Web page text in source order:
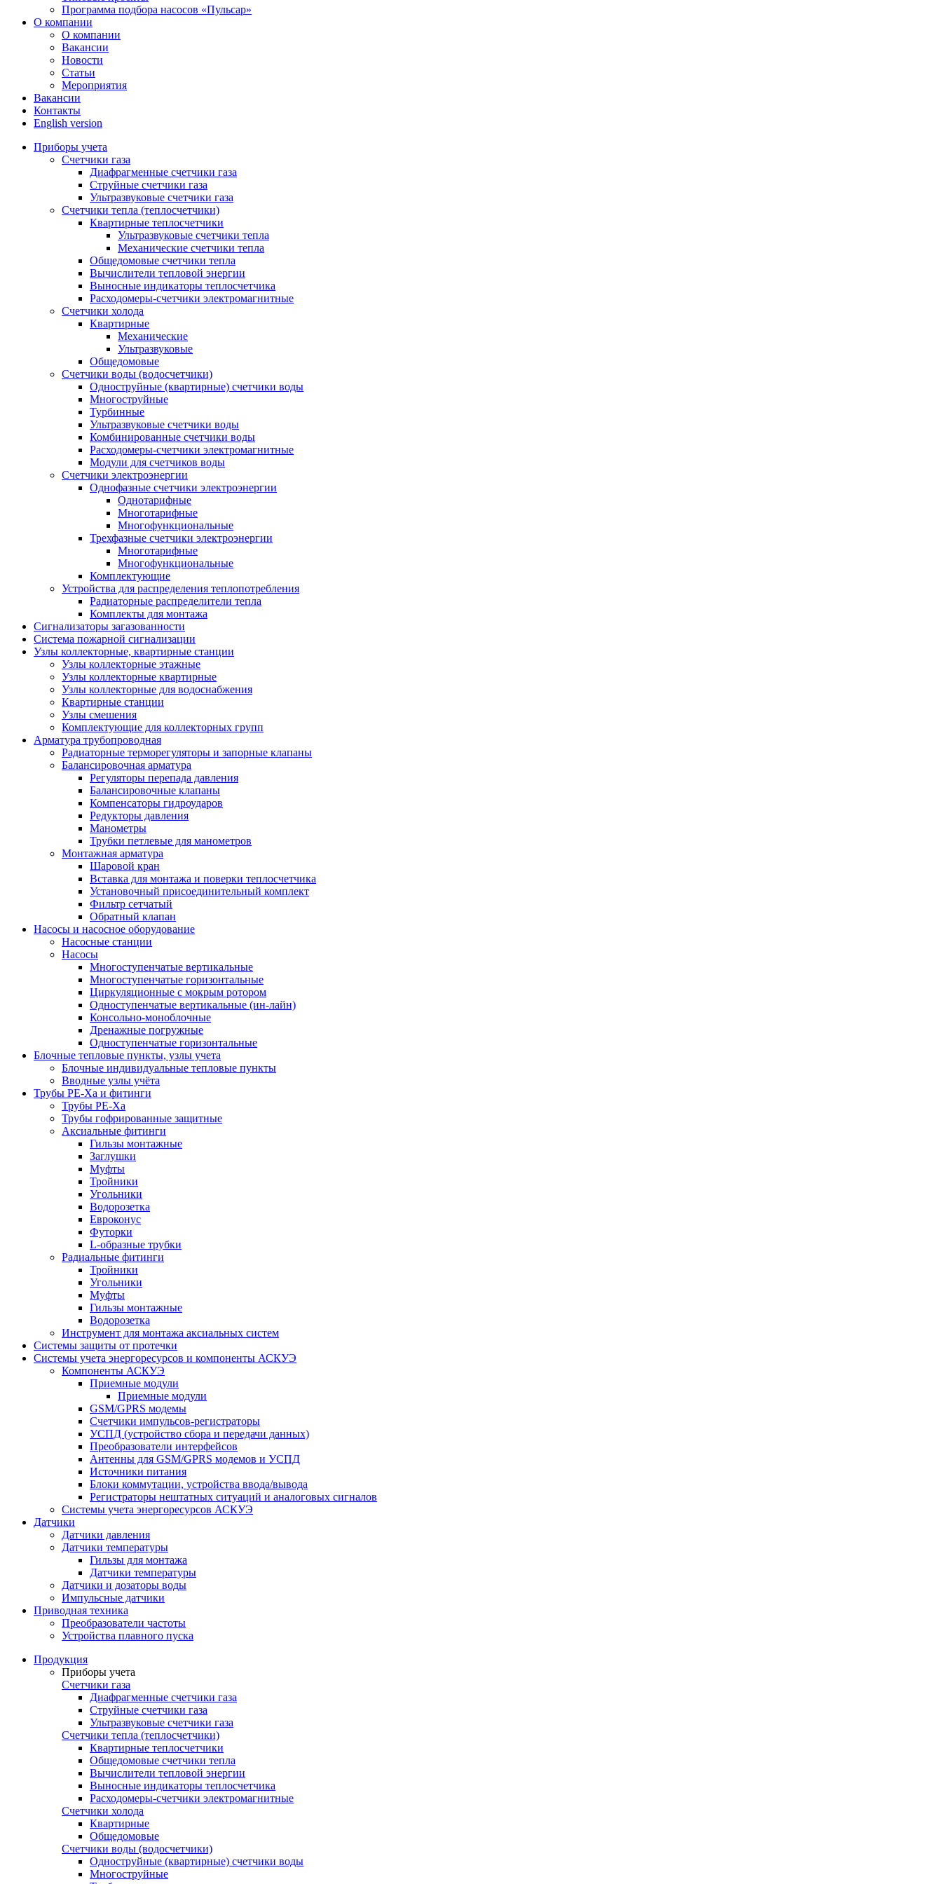
Программа подбора насосов «Пульсар»
О компании
О компании
Вакансии
Новости
Статьи
Мероприятия
Вакансии
Контакты
English version
Приборы учета
Счетчики газа
Диафрагменные счетчики газа
Струйные счетчики газа
Ультразвуковые счетчики газа
Счетчики тепла (теплосчетчики)
Квартирные теплосчетчики
Ультразвуковые счетчики тепла
Механические счетчики тепла
Общедомовые счетчики тепла
Вычислители тепловой энергии
Выносные индикаторы теплосчетчика
Расходомеры-счетчики электромагнитные
Счетчики холода
Квартирные
Механические
Ультразвуковые
Общедомовые
Счетчики воды (водосчетчики)
Одноструйные (квартирные) счетчики воды
Многоструйные
Турбинные
Ультразвуковые счетчики воды
Комбинированные счетчики воды
Расходомеры-счетчики электромагнитные
Модули для счетчиков воды
Счетчики электроэнергии
Однофазные счетчики электроэнергии
Однотарифные
Многотарифные
Многофункциональные
Трехфазные счетчики электроэнергии
Многотарифные
Многофункциональные
Комплектующие
Устройства для распределения теплопотребления
Радиаторные распределители тепла
Комплекты для монтажа
Сигнализаторы загазованности
Система пожарной сигнализации
Узлы коллекторные, квартирные станции
Узлы коллекторные этажные
Узлы коллекторные квартирные
Узлы коллекторные для водоснабжения
Квартирные станции
Узлы смешения
Комплектующие для коллекторных групп
Арматура трубопроводная
Радиаторные терморегуляторы и запорные клапаны
Балансировочная арматура
Регуляторы перепада давления
Балансировочные клапаны
Компенсаторы гидроударов
Редукторы давления
Манометры
Трубки петлевые для манометров
Монтажная арматура
Шаровой кран
Вставка для монтажа и поверки теплосчетчика
Установочный присоединительный комплект
Фильтр сетчатый
Обратный клапан
Насосы и насосное оборудование
Насосные станции
Насосы
Многоступенчатые вертикальные
Многоступенчатые горизонтальные
Циркуляционные с мокрым ротором
Одноступенчатые вертикальные (ин-лайн)
Консольно-моноблочные
Дренажные погружные
Одноступенчатые горизонтальные
Блочные тепловые пункты, узлы учета
Блочные индивидуальные тепловые пункты
Вводные узлы учёта
Трубы РЕ-Ха и фитинги
Трубы РЕ-Ха
Трубы гофрированные защитные
Аксиальные фитинги
Гильзы монтажные
Заглушки
Муфты
Тройники
Угольники
Водорозетка
Евроконус
Футорки
L-образные трубки
Радиальные фитинги
Тройники
Угольники
Муфты
Гильзы монтажные
Водорозетка
Инструмент для монтажа аксиальных систем
Системы защиты от протечки
Системы учета энергоресурсов и компоненты АСКУЭ
Компоненты АСКУЭ
Приемные модули
Приемные модули
GSM/GPRS модемы
Счетчики импульсов-регистраторы
УСПД (устройство сбора и передачи данных)
Преобразователи интерфейсов
Антенны для GSM/GPRS модемов и УСПД
Источники питания
Блоки коммутации, устройства ввода/вывода
Регистраторы нештатных ситуаций и аналоговых сигналов
Системы учета энергоресурсов АСКУЭ
Датчики
Датчики давления
Датчики температуры
Гильзы для монтажа
Датчики температуры
Датчики и дозаторы воды
Импульсные датчики
Приводная техника
Преобразователи частоты
Устройства плавного пуска
Продукция
Приборы учета
Счетчики газа
Диафрагменные счетчики газа
Струйные счетчики газа
Ультразвуковые счетчики газа
Счетчики тепла (теплосчетчики)
Квартирные теплосчетчики
Общедомовые счетчики тепла
Вычислители тепловой энергии
Выносные индикаторы теплосчетчика
Расходомеры-счетчики электромагнитные
Счетчики холода
Квартирные
Общедомовые
Счетчики воды (водосчетчики)
Одноструйные (квартирные) счетчики воды
Многоструйные